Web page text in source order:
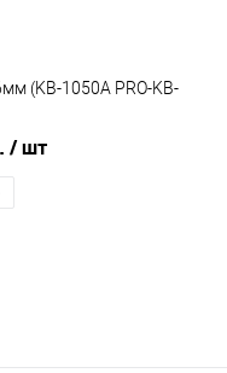
(KB-1050A PRO-KB-
/ шт